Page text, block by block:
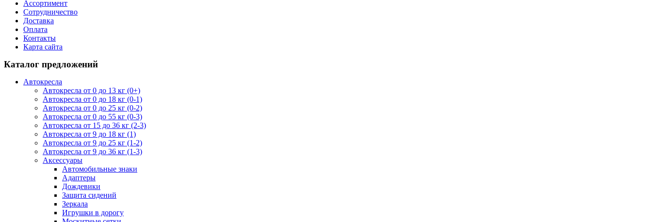
Ассортимент
Сотрудничество
Доставка
Оплата
Контакты
Карта сайта
Каталог предложений
Автокресла
Автокресла от 0 до 13 кг (0+)
Автокресла от 0 до 18 кг (0-1)
Автокресла от 0 до 25 кг (0-2)
Автокресла от 0 до 55 кг (0-3)
Автокресла от 15 до 36 кг (2-3)
Автокресла от 9 до 18 кг (1)
Автокресла от 9 до 25 кг (1-2)
Автокресла от 9 до 36 кг (1-3)
Аксессуары
Автомобильные знаки
Адаптеры
Дождевики
Защита сидений
Зеркала
Игрушки в дорогу